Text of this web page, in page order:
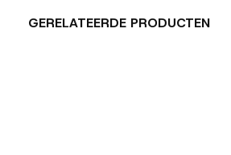
GERELATEERDE PRODUCTEN